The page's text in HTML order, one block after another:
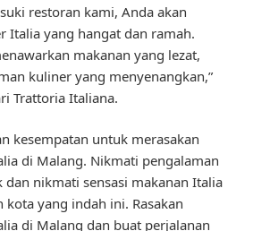
restoran kami, Anda akan
Italia yang hangat dan ramah.
makanan yang lezat,
kuliner yang menyenangkan,”
Trattoria Italiana.
kesempatan untuk merasakan
di Malang. Nikmati pengalaman
nikmati sensasi makanan Italia
kota yang indah ini. Rasakan
di Malang dan buat perjalanan